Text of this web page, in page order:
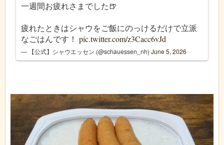
一週間お疲れさまでした🍺
疲れたときはシャウをご飯にのっけるだけで立派
なごはんです！ pic.twitter.com/z3Cacc6vJd
— 【公式】シャウエッセン (@schauessen_nh) June 5, 2026